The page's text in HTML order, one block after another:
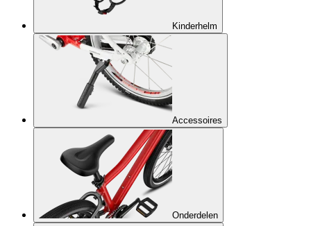
Kinderhelm
Accessoires
Onderdelen